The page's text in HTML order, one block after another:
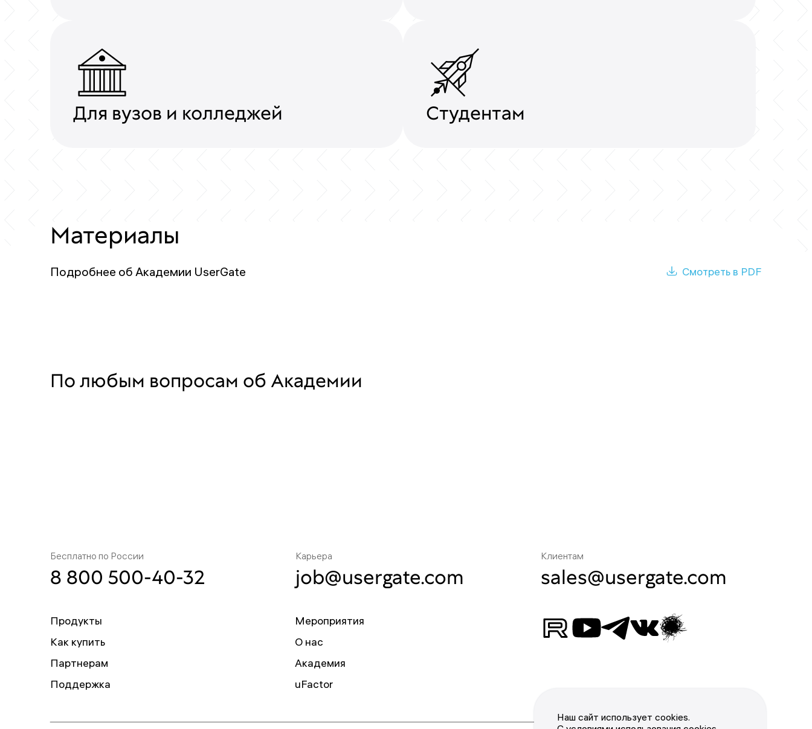
Для вузов и колледжей Студентам
Материалы
Подробнее об Академии UserGate Смотреть в PDF
По любым вопросам об Академии
Бесплатно по России
8 800 500-40-32
Карьера
job@usergate.com
Клиентам
sales@usergate.com
Продукты
Как купить
Партнерам
Поддержка
Мероприятия
О нас
Академия
uFactor
Наш сайт использует cookies.